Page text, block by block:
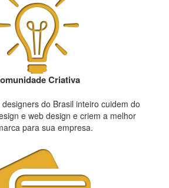
Criativa
do Brasil inteiro cuidem do
e web design e criem a melhor
para sua empresa.